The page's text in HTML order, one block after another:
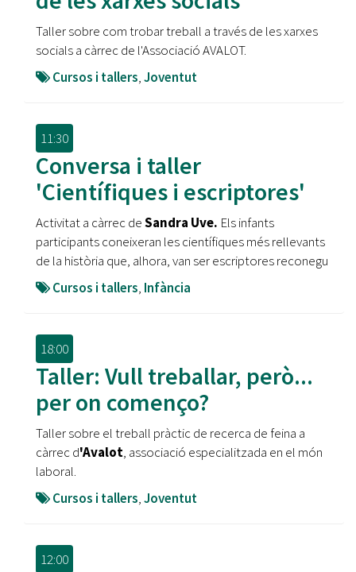
Taller sobre com trobar treball a través de les xarxes
socials a càrrec de l'Associació AVALOT.
Cursos i tallers,Joventut
11:30
Conversa i taller
'Científiques i escriptores'
Activitat a càrrec deSandra Uve. Els infants
participants coneixeran les científiques més rellevants
de la història que, alhora, van ser escriptores reconegu
Cursos i tallers, Infància
18:00
Taller: Vull treballar, però...
per on començo?
Taller sobre el treball pràctic de recerca de feina a
càrrec d'Avalot, associació especialitzada en el món
laboral.
Cursos i tallers,Joventut
12:00